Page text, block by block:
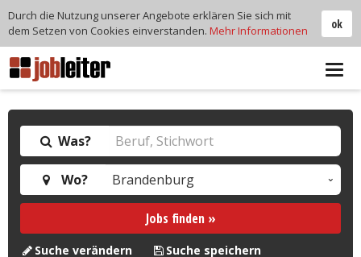
Was?
Wo?
Jobs finden »
Suche verändern Suche speichern
ok
Durch die Nutzung unserer Angebote erklären Sie sich mit
dem Setzen von Cookies einverstanden. Mehr Informationen